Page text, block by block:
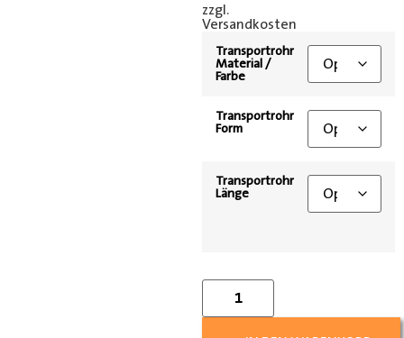
zzgl.
Versandkosten
Transportrohr
Material /
Farbe
Transportrohr
Form
Transportrohr
Länge